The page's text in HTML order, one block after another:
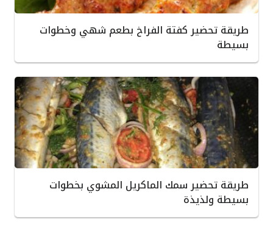
طريقة تحضير كفتة الفراخ بطعم شهي وخطوات
بسيطة
طريقة تحضير سمك الماكريل المشوي بخطوات
بسيطة ولذيذة